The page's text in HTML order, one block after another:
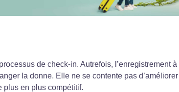
de check-in. Autrefois, l’enregistrement à
la donne. Elle ne se contente pas d’améliorer
en plus compétitif.